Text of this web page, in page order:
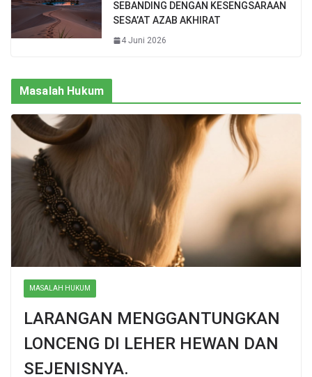
SEBANDING DENGAN KESENGSARAAN
SESA’AT AZAB AKHIRAT
4 Juni 2026
Masalah Hukum
MASALAH HUKUM
LARANGAN MENGGANTUNGKAN
LONCENG DI LEHER HEWAN DAN
SEJENISNYA.